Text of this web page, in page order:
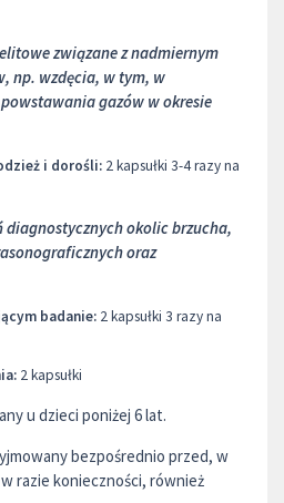
związane z nadmiernym
np. wzdęcia, w tym, w
gazów w okresie
i dorośli: 2 kapsułki 3-4 razy na
okolic brzucha,
oraz
badanie: 2 kapsułki 3 razy na
2 kapsułki
u dzieci poniżej 6 lat.
bezpośrednio przed, w
razie konieczności, również